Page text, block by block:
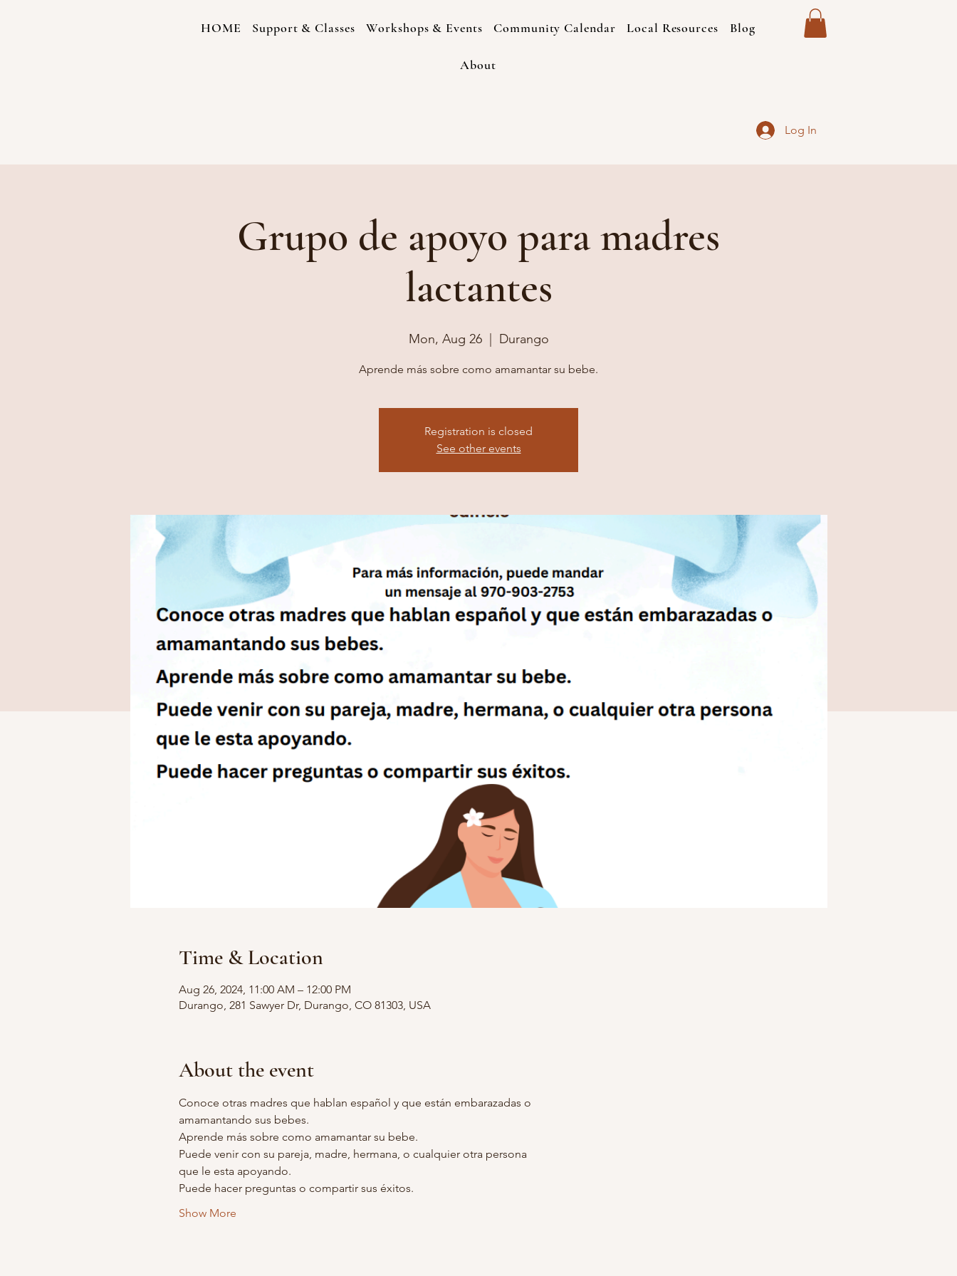
HOME Support & Classes Workshops & Events Community Calendar Local Resources Blog
About
Log In
Grupo de apoyo para madres
lactantes
Mon, Aug 26
  |
Durango
Aprende más sobre como amamantar su bebe.
Registration is closed
See other events
Time & Location
Aug 26, 2024, 11:00 AM – 12:00 PM
Durango, 281 Sawyer Dr, Durango, CO 81303, USA
About the event
Conoce otras madres que hablan español y que están embarazadas o
amamantando sus bebes.
Aprende más sobre como amamantar su bebe.
Puede venir con su pareja, madre, hermana, o cualquier otra persona
que le esta apoyando.
Puede hacer preguntas o compartir sus éxitos.
Show More